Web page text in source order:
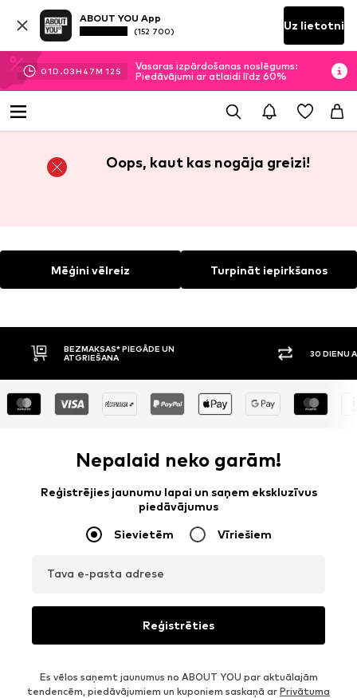
ABOUT YOU App
(152 700) Uz lietotni
01D.03H 47M 11 S
Vasaras izpārdošanas noslēgums:
Piedāvājumi ar atlaidi līdz 60%
Oops, kaut kas nogāja greizi!
Mēģini vēlreiz Turpināt iepirkšanos
BEZMAKSAS* PIEGĀDE UN
ATGRIEŠANA
30 DIENU
Nepalaid neko garām!
Reģistrējies jaunumu lapai un saņem ekskluzīvus
piedāvājumus
Sievietēm Vīriešiem
Tava e-pasta adrese
Reģistrēties
Es vēlos saņemt jaunumus no ABOUT YOU par aktuālajām
tendencēm, piedāvājumiem un kuponiem saskaņā ar Privātuma